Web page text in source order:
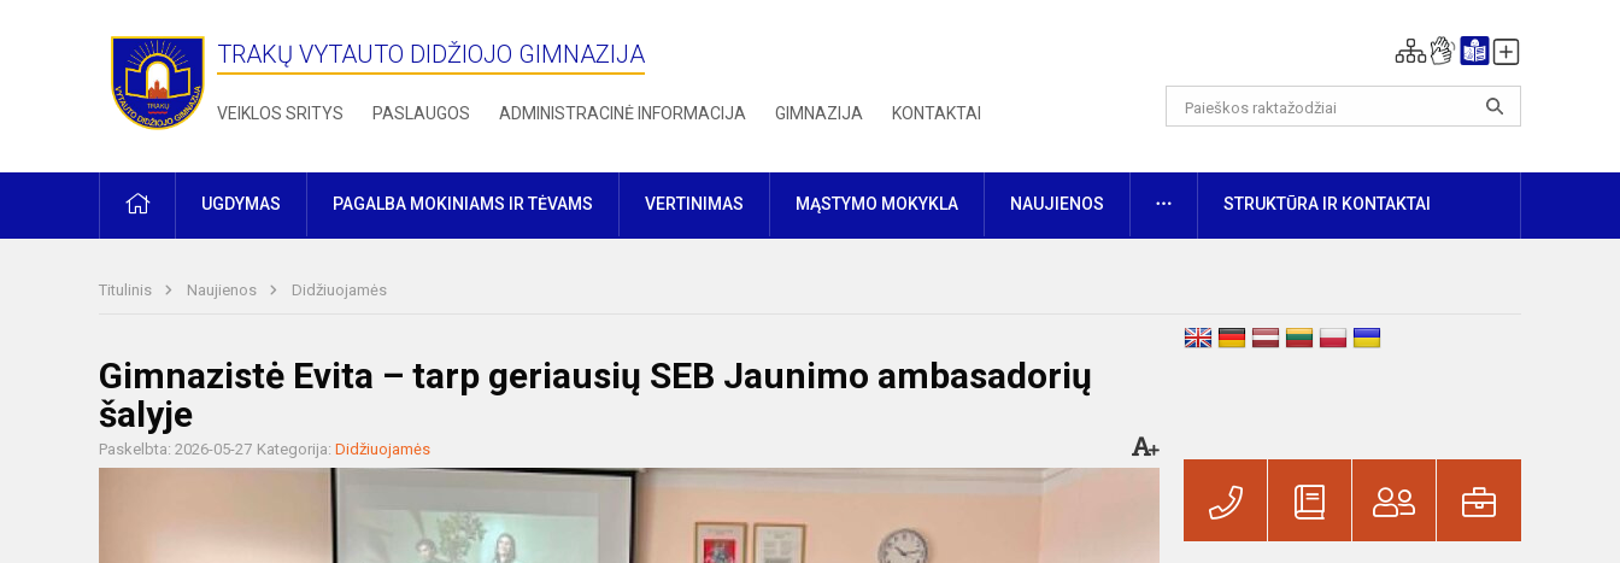
TRAKŲ VYTAUTO DIDŽIOJO GIMNAZIJA
VEIKLOS SRITYS PASLAUGOS ADMINISTRACINĖ INFORMACIJA GIMNAZIJA KONTAKTAI
PRADŽIAUGDYMAS PAGALBA MOKINIAMS IR TĖVAMS VERTINIMAS MĄSTYMO MOKYKLA NAUJIENOS DAUGIAUSTRUKTŪRA IR KONTAKTAI
Titulinis Naujienos Didžiuojamės
Gimnazistė Evita – tarp geriausių SEB Jaunimo ambasadorių
šalyje
Paskelbta: 2026-05-27 Kategorija: Didžiuojamės